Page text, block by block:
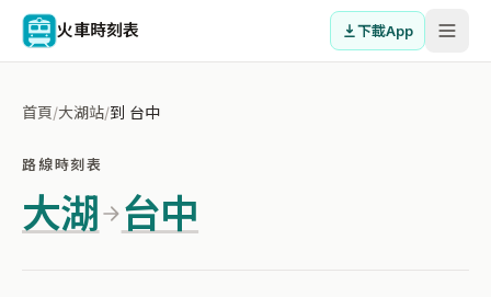
火車時刻表 下載App
首頁/大湖站/到 台中
路線時刻表
大湖 台中